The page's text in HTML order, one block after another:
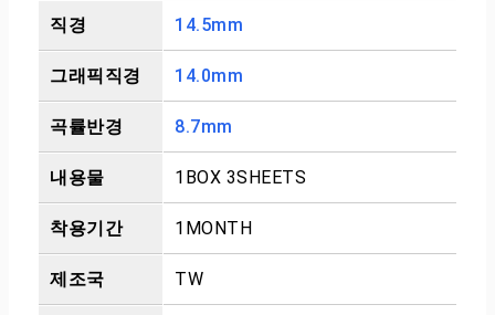
직경 14.5mm
그래픽직경 14.0mm
곡률반경 8.7mm
내용물 1BOX 3SHEETS
착용기간 1MONTH
제조국 TW